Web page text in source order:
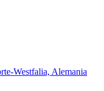
Westfalia, Alemania